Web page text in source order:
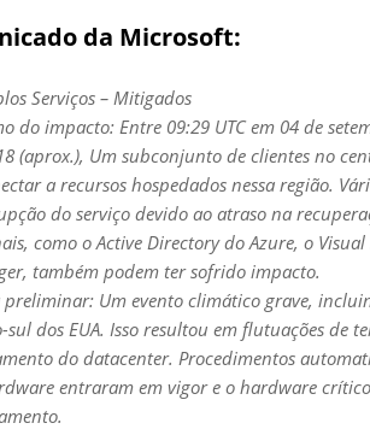
da Microsoft:
Serviços – Mitigados
do impacto: Entre 09:29 UTC em 04 de
(aprox.), Um subconjunto de clientes no
a recursos hospedados nessa região.
do serviço devido ao atraso na
como o Active Directory do Azure, o
também podem ter sofrido impacto.
preliminar: Um evento climático grave,
sul dos EUA. Isso resultou em flutuações de
do datacenter. Procedimentos
entraram em vigor e o hardware